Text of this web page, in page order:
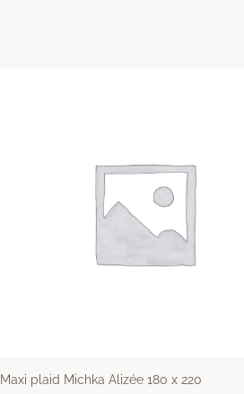
Maxi plaid Michka Alizée 180 x 220